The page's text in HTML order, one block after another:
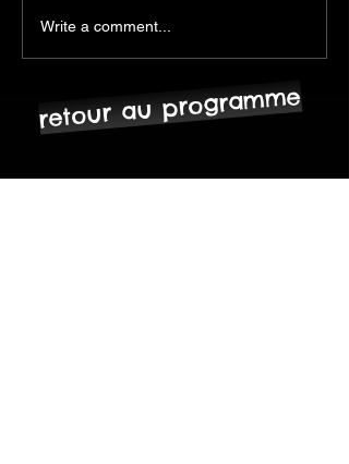
Write a comment...
retour au programme